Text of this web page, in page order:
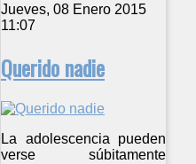
Jueves, 08 Enero 2015
11:07
Querido nadie
La adolescencia pueden
verse súbitamente